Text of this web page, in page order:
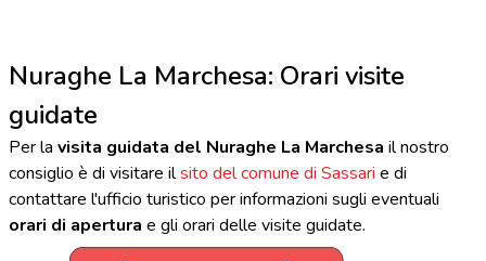
Nuraghe La Marchesa: Orari visite
guidate
Per la visita guidata del Nuraghe La Marchesa il nostro
consiglio è di visitare ilsito del comune di Sassari e di
contattare l'ufficio turistico per informazioni sugli eventuali
orari di apertura e gli orari delle visite guidate.